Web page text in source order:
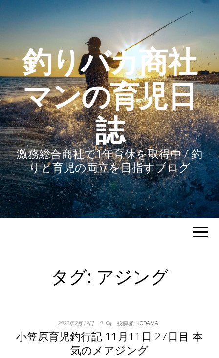
釣りバカ商社
マンの育児日
誌
激務総合商社で1年育休を取得中 / 釣
りと育児の両立を目指すブログ
タグ: アジング
2022年2月19日 0 投稿者: KODAMA
小笠原育児釣行記 11月11日 27日目 本
気のメアジング